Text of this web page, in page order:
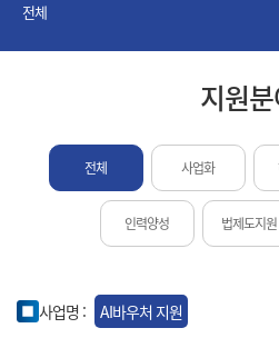
전체
지원
전체 사업화
인력양성 법제도지원
사업명 : AI바우처 지원